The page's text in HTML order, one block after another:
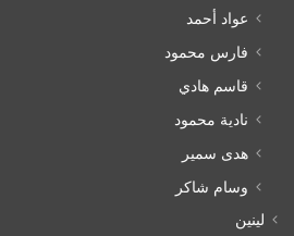
عواد أحمد
فارس محمود
قاسم هادي
نادية محمود
هدى سمير
وسام شاكر
لينين